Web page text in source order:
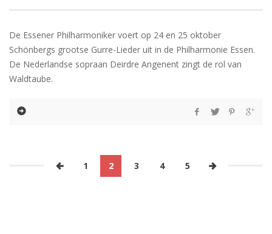
De Essener Philharmoniker voert op 24 en 25 oktober
Schönbergs grootse Gurre-Lieder uit in de Philharmonie Essen.
De Nederlandse sopraan Deirdre Angenent zingt de rol van
Waldtaube.
1 2 3 4 5